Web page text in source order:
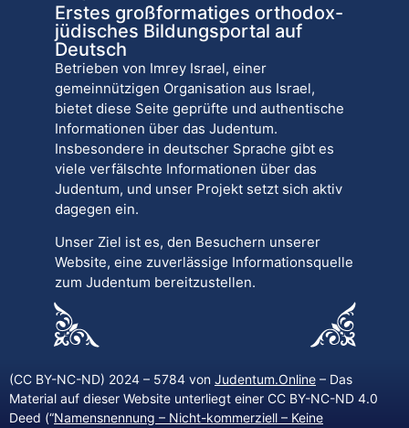
Erstes großformatiges orthodox-
jüdisches Bildungsportal auf
Deutsch
Betrieben von Imrey Israel, einer
gemeinnützigen Organisation aus Israel,
bietet diese Seite geprüfte und authentische
Informationen über das Judentum.
Insbesondere in deutscher Sprache gibt es
viele verfälschte Informationen über das
Judentum, und unser Projekt setzt sich aktiv
dagegen ein.
Unser Ziel ist es, den Besuchern unserer
Website, eine zuverlässige Informationsquelle
zum Judentum bereitzustellen.
(CC BY-NC-ND) 2024 – 5784 von Judentum.Online – Das
Material auf dieser Website unterliegt einer CC BY-NC-ND 4.0
Deed (“Namensnennung – Nicht-kommerziell – Keine